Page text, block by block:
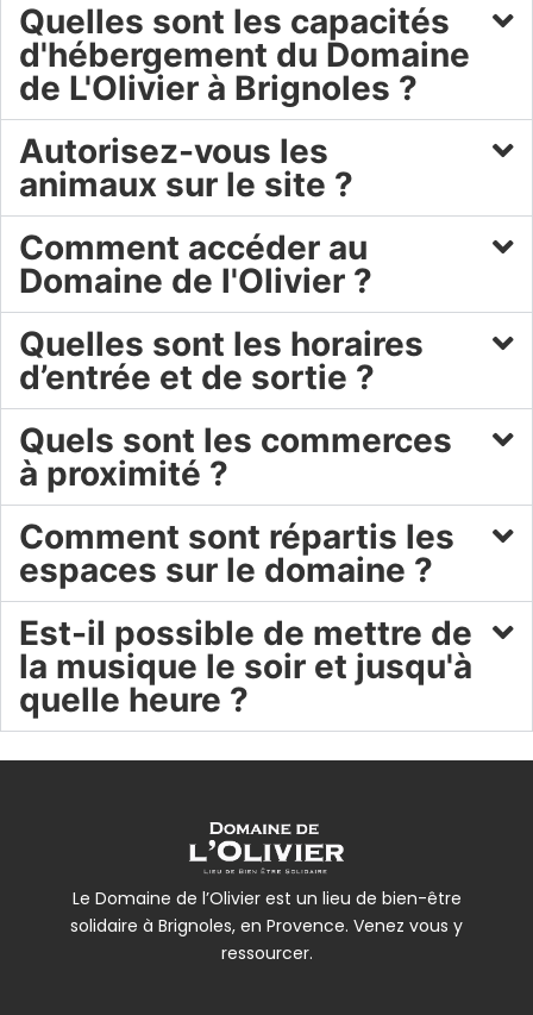
Quelles sont les capacités
d'hébergement du Domaine
de L'Olivier à Brignoles ?
Autorisez-vous les
animaux sur le site ?
Comment accéder au
Domaine de l'Olivier ?
Quelles sont les horaires
d’entrée et de sortie ?
Quels sont les commerces
à proximité ?
Comment sont répartis les
espaces sur le domaine ?
Est-il possible de mettre de
la musique le soir et jusqu'à
quelle heure ?
Le Domaine de l’Olivier est un lieu de bien-être
solidaire à Brignoles, en Provence. Venez vous y
ressourcer.